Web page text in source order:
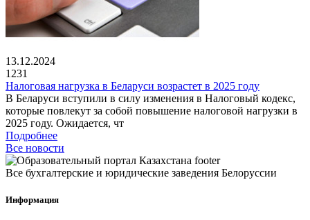
13.12.2024
1231
Налоговая нагрузка в Беларуси возрастет в 2025 году
В Беларуси вступили в силу изменения в Налоговый кодекс,
которые повлекут за собой повышение налоговой нагрузки в
2025 году. Ожидается, чт
Подробнее
Все новости
Все бухгалтерские и юридические заведения Белоруссии
Информация